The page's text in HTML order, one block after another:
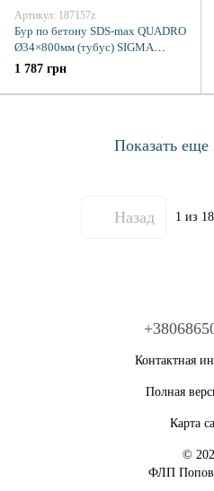
Артикул: 187157z
Бур по бетону SDS-max QUADRO
Ø34×800мм (тубус) SIGMA
(187157z)
1 787 грн
Показать еще
Назад 1 из 18
Контактная
Полная
Карта
©
ФЛП